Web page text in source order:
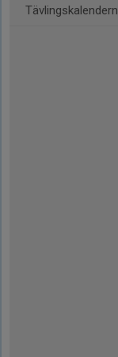
Tävlingskalendern